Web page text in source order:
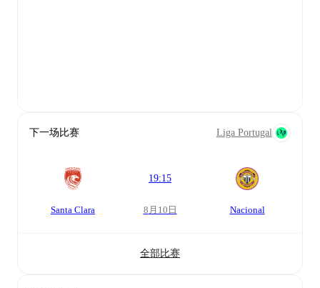
下一场比赛 Liga Portugal
Santa Clara
19:15
8月10日 Nacional
全部比赛